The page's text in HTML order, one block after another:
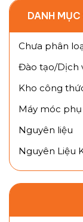
DANH
Chưa phân
Đào tạo/Dịch
Kho công
Máy móc phụ
Nguyên liệu
Nguyên Liệu